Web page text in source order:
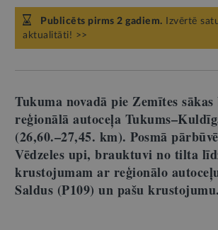
Publicēts pirms 2 gadiem. Izvērtē
aktualitāti! >>
Tukuma novadā pie Zemītes
reģionālā autoceļa
(26,60.–27,45. km). Posmā
Vēdzeles upi, brauktuvi no tilta
krustojumam ar reģionālo
Saldus (P109) un pašu krustojumu.